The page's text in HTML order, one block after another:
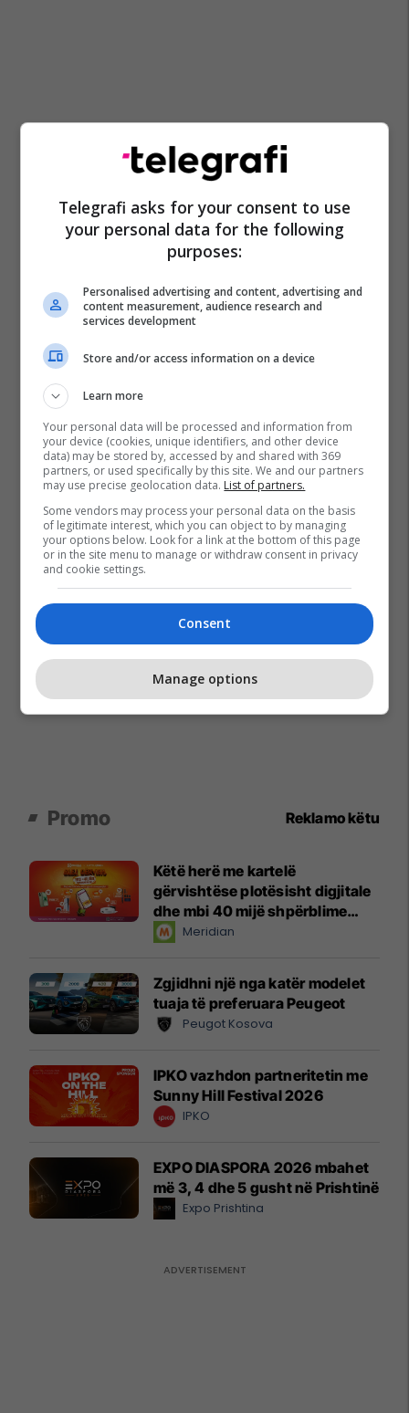
Shskuk Hemodializa
Promo Reklamo këtu
Këtë herë me kartelë
gërvishtëse plotësisht digjitale
dhe mbi 40 mijë shpërblime
instant!Meridian
Zgjidhni një nga katër modelet
tuaja të preferuara Peugeot
Peugot Kosova
IPKO vazhdon partneritetin me
Sunny Hill Festival 2026
IPKO
EXPO DIASPORA 2026 mbahet
më 3, 4 dhe 5 gusht në Prishtinë
Expo Prishtina
Telegrafi asks for your consent to use
your personal data for the following
purposes:
Personalised advertising and content, advertising and
content measurement, audience research and
services development
Store and/or access information on a device
Learn more
Your personal data will be processed and information from
your device (cookies, unique identifiers, and other device
data) may be stored by, accessed by and shared with 369
partners, or used specifically by this site. We and our partners
may use precise geolocation data. List of partners.
Some vendors may process your personal data on the basis
of legitimate interest, which you can object to by managing
your options below. Look for a link at the bottom of this page
or in the site menu to manage or withdraw consent in privacy
and cookie settings.
Consent
Manage options